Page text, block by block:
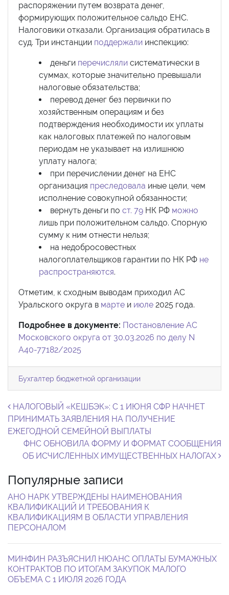
распоряжении путем возврата денег,
формирующих положительное сальдо ЕНС.
Налоговики отказали. Организация обратилась в
суд. Три инстанции поддержали инспекцию:
деньги перечисляли систематически в
суммах, которые значительно превышали
налоговые обязательства;
перевод денег без первички по
хозяйственным операциям и без
подтверждения необходимости их уплаты
как налоговых платежей по налоговым
периодам не указывает на излишнюю
уплату налога;
при перечислении денег на ЕНС
организация преследовала иные цели, чем
исполнение совокупной обязанности;
вернуть деньги по ст. 79 НК РФ можно
лишь при положительном сальдо. Спорную
сумму к ним отнести нельзя;
на недобросовестных
налогоплательщиков гарантии по НК РФ не
распространяются.
Отметим, к сходным выводам приходил АС
Уральского округа в марте и июле 2025 года.
Подробнее в документе: Постановление АС
Московского округа от 30.03.2026 по делу N
А40-77182/2025
Бухгалтер бюджетной организации
Навигация по записям
НАЛОГОВЫЙ «КЕШБЭК»: С 1 ИЮНЯ СФР НАЧНЕТ
ПРИНИМАТЬ ЗАЯВЛЕНИЯ НА ПОЛУЧЕНИЕ
ЕЖЕГОДНОЙ СЕМЕЙНОЙ ВЫПЛАТЫ
ФНС ОБНОВИЛА ФОРМУ И ФОРМАТ СООБЩЕНИЯ
ОБ ИСЧИСЛЕННЫХ ИМУЩЕСТВЕННЫХ НАЛОГАХ
Популярные записи
АНО НАРК УТВЕРЖДЕНЫ НАИМЕНОВАНИЯ
КВАЛИФИКАЦИЙ И ТРЕБОВАНИЯ К
КВАЛИФИКАЦИЯМ В ОБЛАСТИ УПРАВЛЕНИЯ
ПЕРСОНАЛОМ
МИНФИН РАЗЪЯСНИЛ НЮАНС ОПЛАТЫ БУМАЖНЫХ
КОНТРАКТОВ ПО ИТОГАМ ЗАКУПОК МАЛОГО
ОБЪЕМА С 1 ИЮЛЯ 2026 ГОДА